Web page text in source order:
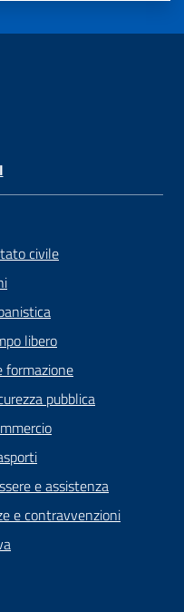
civile
libero
formazione
pubblica
e assistenza
e contravvenzioni